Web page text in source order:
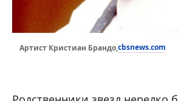
Артист Кристиан Брандо,cbsnews.com